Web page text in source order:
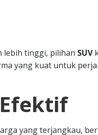
lebih tinggi, pilihan SUV
yang kuat untuk
yang terjangkau,